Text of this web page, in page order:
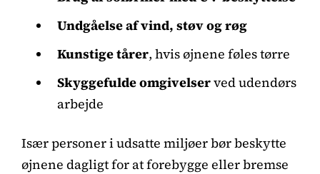
Undgåelse af vind, støv og røg
Kunstige tårer, hvis øjnene føles tørre
Skyggefulde omgivelserved udendørs
arbejde
Især personer i udsatte miljøer bør beskytte
øjnene dagligt for at forebygge eller bremse